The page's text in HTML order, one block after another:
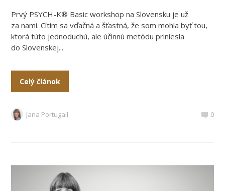
Prvý PSYCH-K® Basic workshop na Slovensku je už
za nami. Cítim sa vďačná a šťastná, že som mohla byť tou,
ktorá túto jednoduchú, ale účinnú metódu priniesla
do Slovenskej...
Celý článok
Jana Portugall 0